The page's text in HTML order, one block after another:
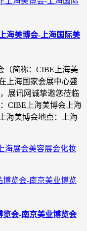
海美博会-上海国际美
（简称：CIBE上海美
上海国家会展中心盛
展讯网诚挚邀您莅临
CIBE上海美博会上海
海美博会地点：上海
上海展会美容展会化妆
览会-南京美业博览会